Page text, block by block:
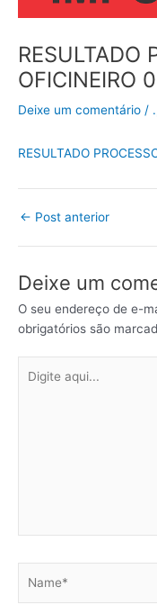
RESULTADO
OFICINEIRO
Deixe um comentário / .
RESULTADO
← Post anterior
Deixe um
O seu endereço de e-
obrigatórios são
aqui...